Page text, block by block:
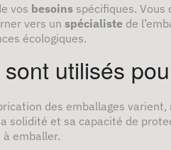
vos besoins spécifiques. Vous
vers un spécialiste de
écologiques.
utilisés
des emballages
solidité et sa capacité de
emballer.